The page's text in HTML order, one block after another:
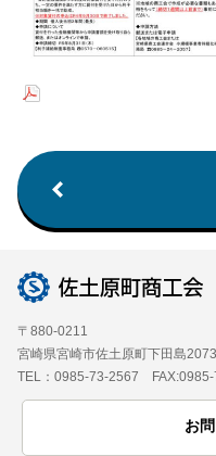
〒880-0211
宮崎県宮崎市佐土原町下田島
TEL：0985-73-2567 FAX:0985-
お